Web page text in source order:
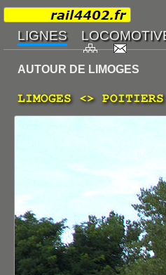
AUTOUR DE LIMOGES
LIMOGES <> POITIERS